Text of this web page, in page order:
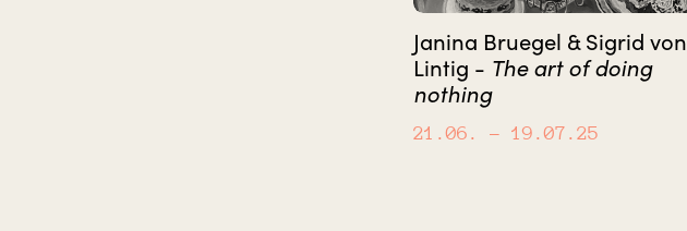
Janina Bruegel & Sigrid von
Lintig - The art of doing
nothing
21.06. – 19.07.25